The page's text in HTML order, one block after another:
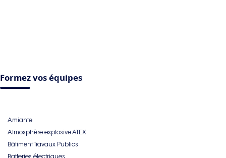
Formez vos équipes
Amiante
Atmosphère explosive ATEX
Bâtiment Travaux Publics
Batteries électriques